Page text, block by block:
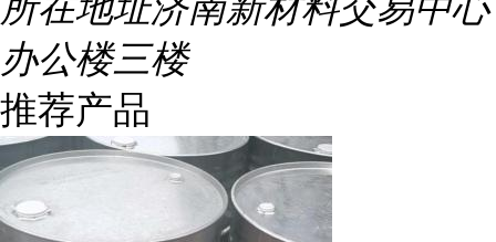
办公楼三楼
推荐产品